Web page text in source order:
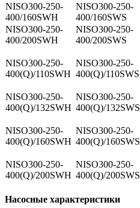
NISO300-250-
400/160SWH
NISO300-250-
400/160SWS
NISO300-250-
400/200SWH
NISO300-250-
400/200SWS
NISO300-250-
400(Q)/110SWH
NISO300-250-
400(Q)/110SWS
NISO300-250-
400(Q)/132SWH
NISO300-250-
400(Q)/132SWS
NISO300-250-
400(Q)/160SWH
NISO300-250-
400(Q)/160SWS
NISO300-250-
400(Q)/200SWH
NISO300-250-
400(Q)/200SWS
Насосные характеристики